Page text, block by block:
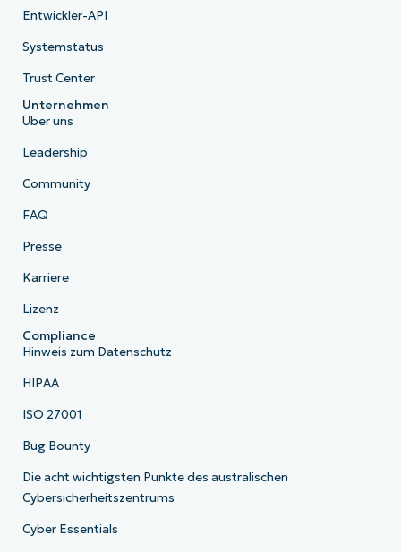
Entwickler-API
Systemstatus
Trust Center
Unternehmen
Über uns
Leadership
Community
FAQ
Presse
Karriere
Lizenz
Compliance
Hinweis zum Datenschutz
HIPAA
ISO 27001
Bug Bounty
Die acht wichtigsten Punkte des australischen
Cybersicherheitszentrums
Cyber Essentials